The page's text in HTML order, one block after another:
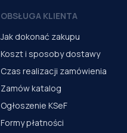
OBSŁUGA KLIENTA
Jak dokonać zakupu
Koszt i sposoby dostawy
Czas realizacji zamówienia
Zamów katalog
Ogłoszenie KSeF
Formy płatności